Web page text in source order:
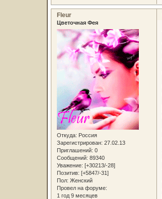
Fleur
Цветочная Фея
Откуда: Россия
Зарегистрирован: 27.02.13
Приглашений: 0
Сообщений: 89340
Уважение: [+30213/-28]
Позитив: [+5847/-31]
Пол: Женский
Провел на форуме:
1 год 9 месяцев